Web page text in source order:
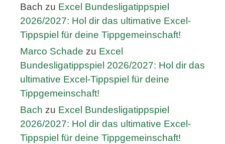
Bach zu Excel Bundesligatippspiel
2026/2027: Hol dir das ultimative Excel-
Tippspiel für deine Tippgemeinschaft!
Marco Schade zu Excel
Bundesligatippspiel 2026/2027: Hol dir das
ultimative Excel-Tippspiel für deine
Tippgemeinschaft!
Bach zu Excel Bundesligatippspiel
2026/2027: Hol dir das ultimative Excel-
Tippspiel für deine Tippgemeinschaft!